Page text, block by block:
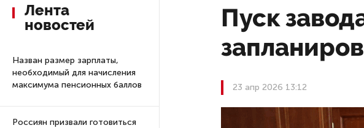
Лента
новостей
Назван размер зарплаты,
необходимый для начисления
максимума пенсионных баллов
Россиян призвали готовиться
Пуск
23 апр 2026 13:12